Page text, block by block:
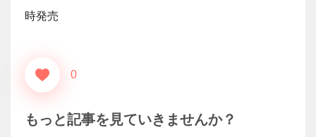
時発売
0
もっと記事を見ていきませんか？